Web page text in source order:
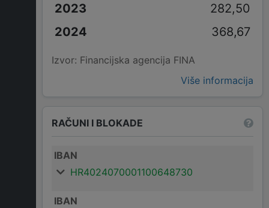
282,50
368,67
Izvor: Financijska agencija FINA
Više informacija
RAČUNI I BLOKADE
IBAN
HR4024070001100648730
IBAN